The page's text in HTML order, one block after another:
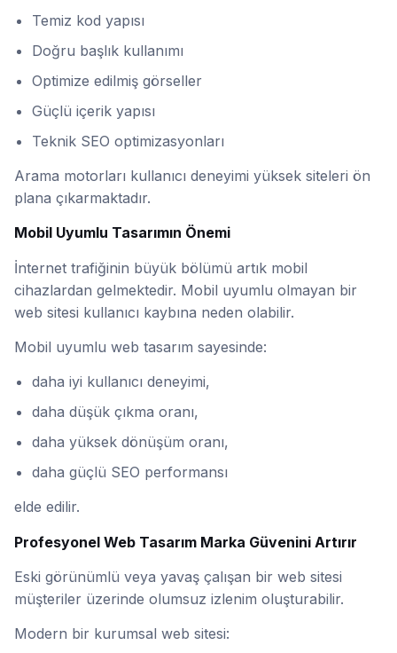
Temiz kod yapısı
Doğru başlık kullanımı
Optimize edilmiş görseller
Güçlü içerik yapısı
Teknik SEO optimizasyonları
Arama motorları kullanıcı deneyimi yüksek siteleri ön
plana çıkarmaktadır.
Mobil Uyumlu Tasarımın Önemi
İnternet trafiğinin büyük bölümü artık mobil
cihazlardan gelmektedir. Mobil uyumlu olmayan bir
web sitesi kullanıcı kaybına neden olabilir.
Mobil uyumlu web tasarım sayesinde:
daha iyi kullanıcı deneyimi,
daha düşük çıkma oranı,
daha yüksek dönüşüm oranı,
daha güçlü SEO performansı
elde edilir.
Profesyonel Web Tasarım Marka Güvenini Artırır
Eski görünümlü veya yavaş çalışan bir web sitesi
müşteriler üzerinde olumsuz izlenim oluşturabilir.
Modern bir kurumsal web sitesi: